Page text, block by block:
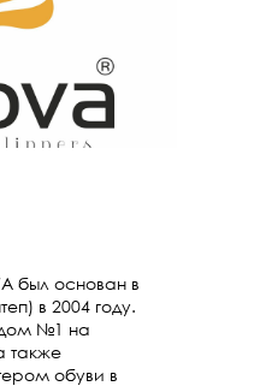
был основан в
в 2004 году.
№1 на
также
обуви в